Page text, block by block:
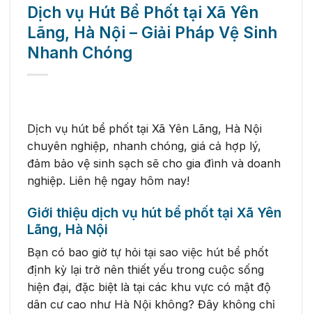
Dịch vụ Hút Bể Phốt tại Xã Yên
Lãng, Hà Nội – Giải Pháp Vệ Sinh
Nhanh Chóng
Dịch vụ hút bể phốt tại Xã Yên Lãng, Hà Nội
chuyên nghiệp, nhanh chóng, giá cả hợp lý,
đảm bảo vệ sinh sạch sẽ cho gia đình và doanh
nghiệp. Liên hệ ngay hôm nay!
Giới thiệu dịch vụ hút bể phốt tại Xã Yên
Lãng, Hà Nội
Bạn có bao giờ tự hỏi tại sao việc hút bể phốt
định kỳ lại trở nên thiết yếu trong cuộc sống
hiện đại, đặc biệt là tại các khu vực có mật độ
dân cư cao như Hà Nội không? Đây không chỉ